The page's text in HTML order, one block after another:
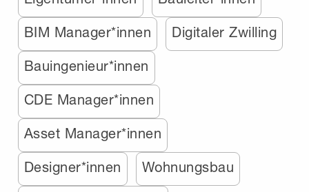
BIM Manager*innen Digitaler Zwilling
Bauingenieur*innen
CDE Manager*innen
Asset Manager*innen
Designer*innen Wohnungsbau